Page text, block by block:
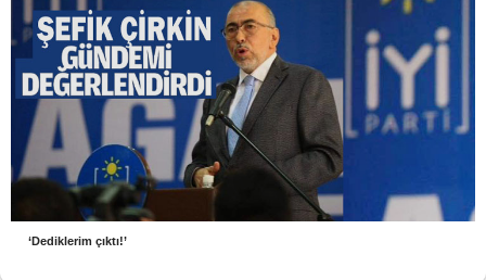
‘Dediklerim çıktı!’